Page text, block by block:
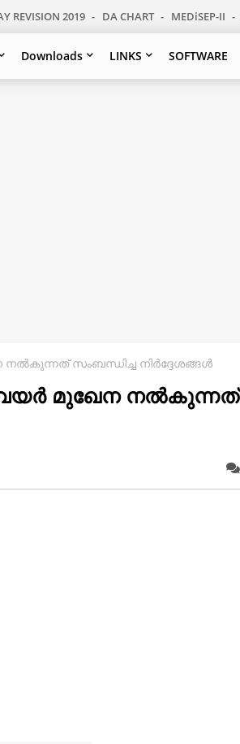
REVISION 2019 DA CHART MEDiSEP-II
Downloads LINKS SOFTWARE
നൽകുന്നത് സംബന്ധിച്ച നിർദ്ദേശങ്ങൾ
മുഖേന നൽകുന്നത്